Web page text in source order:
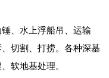
、水上浮船吊、运输
切割、打捞。各种深基
软地基处理。